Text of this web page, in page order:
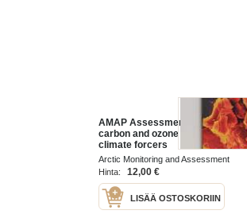
AMAP Assessment 2015 : Black
carbon and ozone as Arctic
climate forcers
Arctic Monitoring and Assessment
Programme 2015
Hinta: 12,00 €
LISÄÄ OSTOSKORIIN